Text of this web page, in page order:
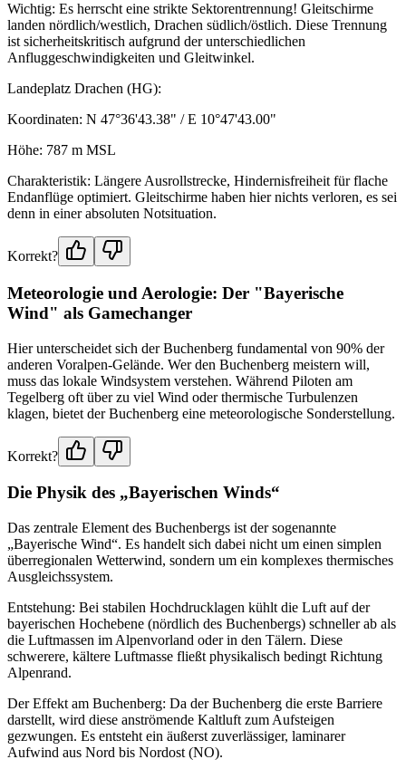
Wichtig: Es herrscht eine strikte Sektorentrennung! Gleitschirme
landen nördlich/westlich, Drachen südlich/östlich. Diese Trennung
ist sicherheitskritisch aufgrund der unterschiedlichen
Anfluggeschwindigkeiten und Gleitwinkel.
Landeplatz Drachen (HG):
Koordinaten: N 47°36'43.38" / E 10°47'43.00"
Höhe: 787 m MSL
Charakteristik: Längere Ausrollstrecke, Hindernisfreiheit für flache
Endanflüge optimiert. Gleitschirme haben hier nichts verloren, es sei
denn in einer absoluten Notsituation.
Korrekt?
Meteorologie und Aerologie: Der "Bayerische
Wind" als Gamechanger
Hier unterscheidet sich der Buchenberg fundamental von 90% der
anderen Voralpen-Gelände. Wer den Buchenberg meistern will,
muss das lokale Windsystem verstehen. Während Piloten am
Tegelberg oft über zu viel Wind oder thermische Turbulenzen
klagen, bietet der Buchenberg eine meteorologische Sonderstellung.
Korrekt?
Die Physik des „Bayerischen Winds“
Das zentrale Element des Buchenbergs ist der sogenannte
„Bayerische Wind“. Es handelt sich dabei nicht um einen simplen
überregionalen Wetterwind, sondern um ein komplexes thermisches
Ausgleichssystem.
Entstehung: Bei stabilen Hochdrucklagen kühlt die Luft auf der
bayerischen Hochebene (nördlich des Buchenbergs) schneller ab als
die Luftmassen im Alpenvorland oder in den Tälern. Diese
schwerere, kältere Luftmasse fließt physikalisch bedingt Richtung
Alpenrand.
Der Effekt am Buchenberg: Da der Buchenberg die erste Barriere
darstellt, wird diese anströmende Kaltluft zum Aufsteigen
gezwungen. Es entsteht ein äußerst zuverlässiger, laminarer
Aufwind aus Nord bis Nordost (NO).